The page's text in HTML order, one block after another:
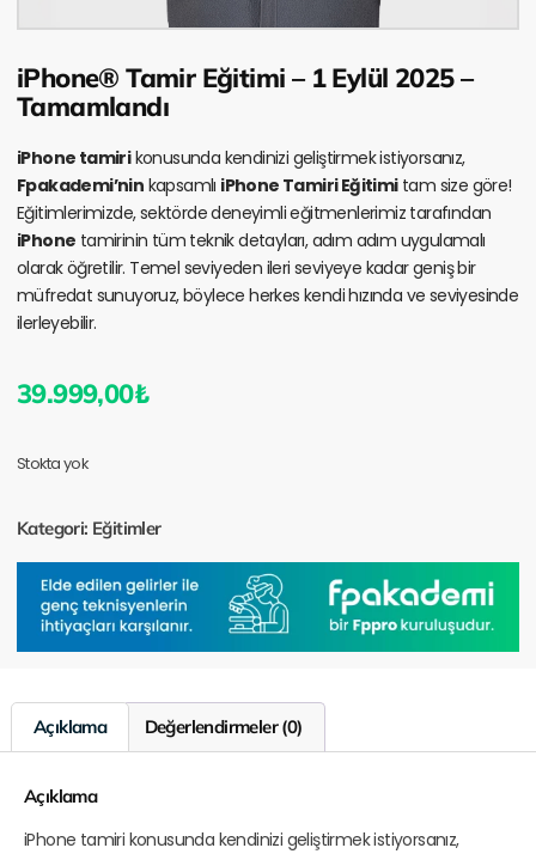
iPhone® Tamir Eğitimi – 1 Eylül 2025 –
Tamamlandı
iPhone tamirikonusunda kendinizi geliştirmek istiyorsanız,
Fpakademi’nin kapsamlı iPhone Tamiri Eğitimitam size göre!
Eğitimlerimizde, sektörde deneyimli eğitmenlerimiz tarafından
iPhone tamirinin tüm teknik detayları, adım adım uygulamalı
olarak öğretilir. Temel seviyeden ileri seviyeye kadar geniş bir
müfredat sunuyoruz, böylece herkes kendi hızında ve seviyesinde
ilerleyebilir.
39.999,00₺
Stokta yok
Kategori: Eğitimler
Açıklama Değerlendirmeler (0)
Açıklama
iPhone tamiri konusunda kendinizi geliştirmek istiyorsanız,